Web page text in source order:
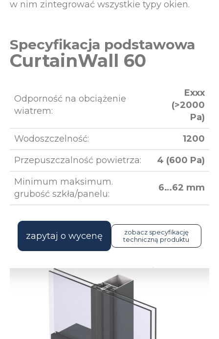
w nim zintegrować wszystkie typy okien.
Specyfikacja podstawowa
CurtainWall 60
Odporność na obciążenie
wiatrem:
Exxx
(>2000
Pa)
Wodoszczelność:
1200
Przepuszczalność powietrza:
4 (600 Pa)
Minimum maksimum.
grubość szkła/panelu:
6…62 mm
zapytaj o wycenę
zobacz specyfikację
techniczną produktu